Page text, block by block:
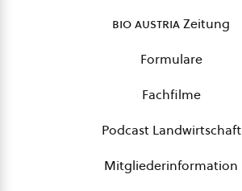
bio austriaZeitung
Formulare
Fachfilme
Podcast Landwirtschaft
Mitgliederinformation